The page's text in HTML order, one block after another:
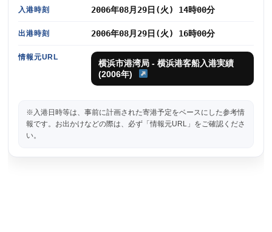
入港時刻 2006年08月29日(火) 14時00分
出港時刻 2006年08月29日(火) 16時00分
情報元URL
横浜市港湾局 - 横浜港客船入港実績
(2006年)
※入港日時等は、事前に計画された寄港予定をベースにした参考情
報です。お出かけなどの際は、必ず「情報元URL」をご確認くださ
い。